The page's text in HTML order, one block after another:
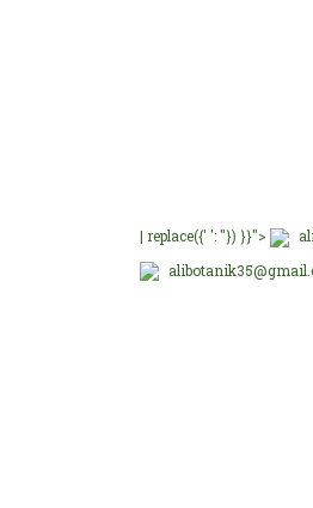
| replace({' ': ''}) }}">